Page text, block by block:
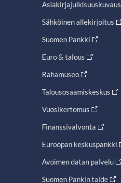
Asiakirjajulkisuuskuvaus
Sähköinen allekirjoitus
Suomen Pankki
Euro & talous
Rahamuseo
Talousosaamiskeskus
Vuosikertomus
Finanssivalvonta
Euroopan keskuspankki
Avoimen datan palvelu
Suomen Pankin taide